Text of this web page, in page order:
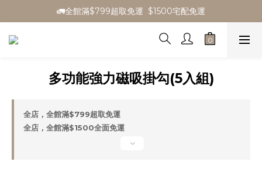
🎁全館消費滿1300立折100
🚛全館滿$799超取免運  $1500宅配免運
🎁全館消費滿1300立折100
多功能強力磁吸掛勾(5入組)
全店，全館滿$799超取免運
全店，全館滿$1500全面免運